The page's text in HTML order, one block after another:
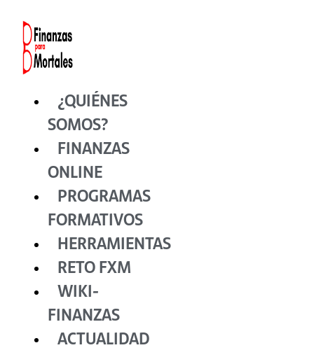
contenido
¿QUIÉNES
SOMOS?
FINANZAS
ONLINE
PROGRAMAS
FORMATIVOS
HERRAMIENTAS
RETO FXM
WIKI-
FINANZAS
ACTUALIDAD